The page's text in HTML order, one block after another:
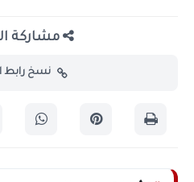
مشاركة
نسخ رابط